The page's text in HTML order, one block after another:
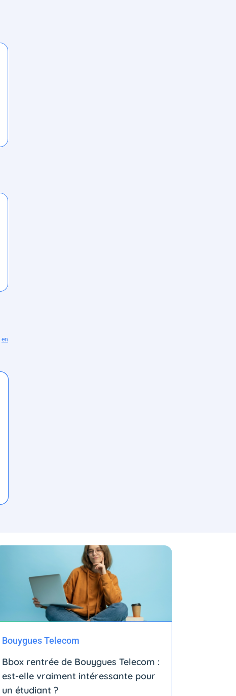
en
Bouygues Telecom
Bbox rentrée de Bouygues Telecom :
est-elle vraiment intéressante pour
un étudiant ?